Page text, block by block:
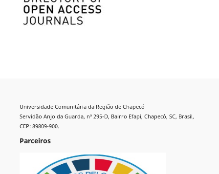
Universidade Comunitária da Região de Chapecó
Servidão Anjo da Guarda, nº 295-D, Bairro Efapi, Chapecó, SC, Brasil,
CEP: 89809-900.
Parceiros